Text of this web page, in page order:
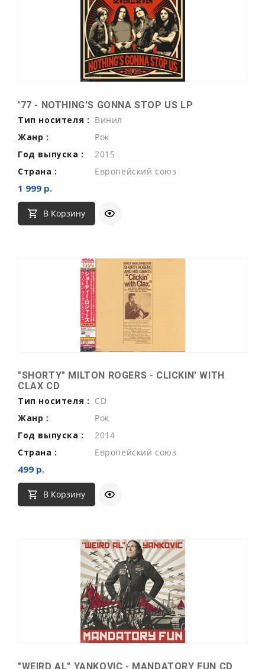
'77 - NOTHING'S GONNA STOP US LP
Тип носителя : Винил
Жанр :
Рок
Год выпуска :
2015
Страна :
Европейский союз
1 999 р.
В Корзину
"SHORTY" MILTON ROGERS - CLICKIN' WITH
CLAX CD
Тип носителя : CD
Жанр :
Рок
Год выпуска :
2014
Страна :
Европейский союз
499 р.
В Корзину
"WEIRD AL" YANKOVIC - MANDATORY FUN CD